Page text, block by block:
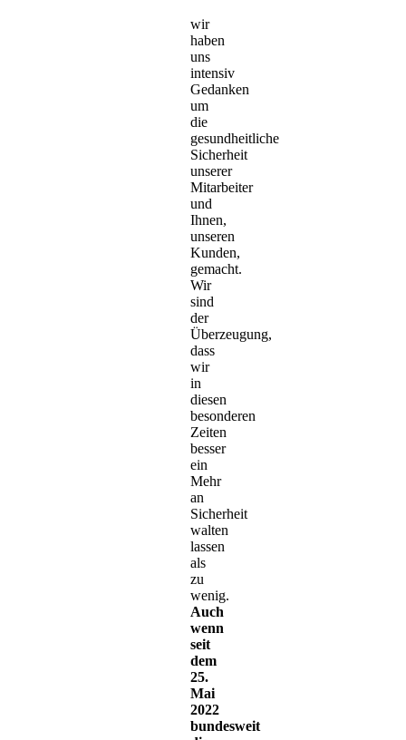
wir
haben
uns
intensiv
Gedanken
um
die
gesundheitliche
Sicherheit
unserer
Mitarbeiter
und
Ihnen,
unseren
Kunden,
gemacht.
Wir
sind
der
Überzeugung,
dass
wir
in
diesen
besonderen
Zeiten
besser
ein
Mehr
an
Sicherheit
walten
lassen
als
zu
wenig.
Auch
wenn
seit
dem
25.
Mai
2022
bundesweit